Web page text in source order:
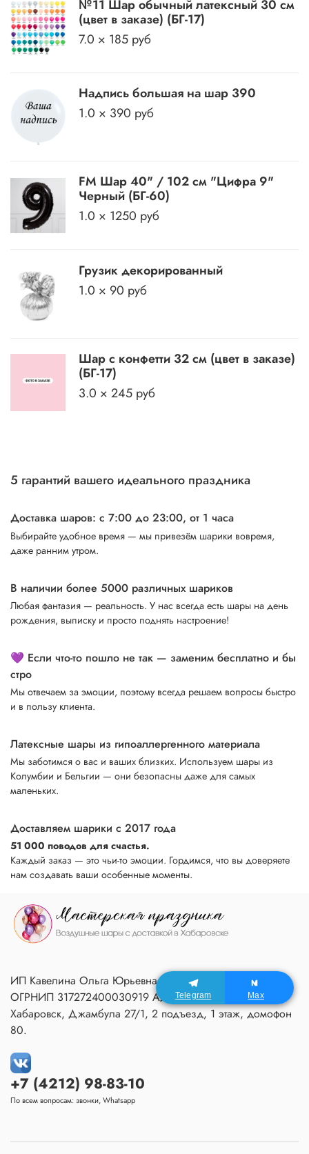
№11 Шар обычный латексный 30 см
(цвет в заказе) (БГ-17)
7.0 × 185 руб
Надпись большая на шар 390
1.0 × 390 руб
FM Шар 40" / 102 см "Цифра 9"
Черный (БГ-60)
1.0 × 1250 руб
Грузик декорированный
1.0 × 90 руб
Шар с конфетти 32 см (цвет в заказе)
(БГ-17)
3.0 × 245 руб
5 гарантий вашего идеального праздника
Доставка шаров: с 7:00 до 23:00, от 1 часа
Выбирайте удобное время — мы привезём шарики вовремя,
даже ранним утром.
В наличии более 5000 различных шариков
Любая фантазия — реальность. У нас всегда есть шары на день
рождения, выписку и просто поднять настроение!
💜 Если что-то пошло не так — заменим бесплатно и бы
стро
Мы отвечаем за эмоции, поэтому всегда решаем вопросы быстро
и в пользу клиента.
Латексные шары из гипоаллергенного материала
Мы заботимся о вас и ваших близких. Используем шары из
Колумбии и Бельгии — они безопасны даже для самых
маленьких.
Доставляем шарики с 2017 года
51 000 поводов для счастья.
Каждый заказ — это чьи-то эмоции. Гордимся, что вы доверяете
нам создавать ваши особенные моменты.
+7 (4212) 98-83-10
По всем вопросам: звонки, Whatsapp
ИП Кавелина Ольга Юрьевна ИНН 270604366791
ОГРНИП 317272400030919 Адрес Мастерской:
Хабаровск, Джамбула 27/1, 2 подъезд, 1 этаж, домофон
80.
Telegram Max